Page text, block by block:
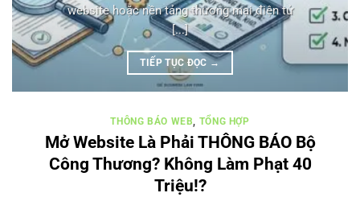
website hoặc nền tảng thương mại điện tử
[...]
TIẾP TỤC ĐỌC →
THÔNG BÁO WEB TỔNG HỢP
Mở Website Là Phải THÔNG BÁO Bộ
Công Thương? Không Làm Phạt 40
Triệu!?